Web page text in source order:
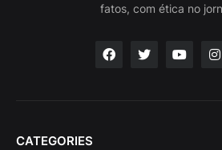
fatos, com ética no
CATEGORIES